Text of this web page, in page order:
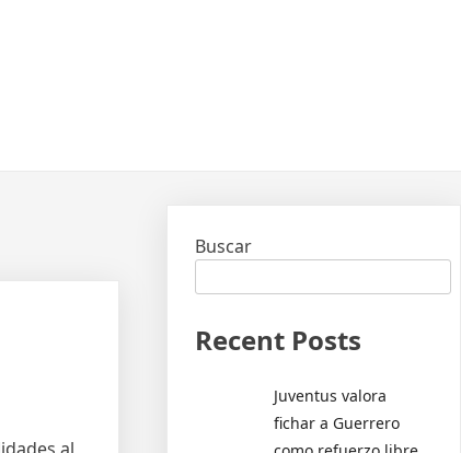
Buscar
Recent Posts
Juventus valora
fichar a Guerrero